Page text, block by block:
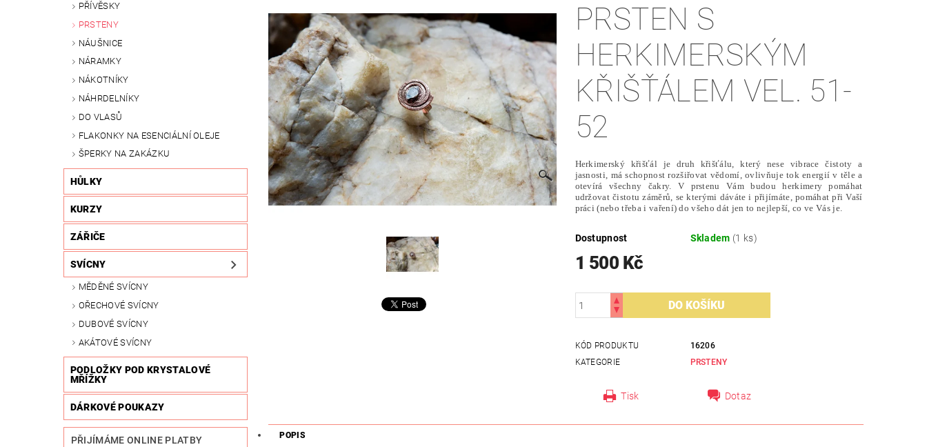
PŘÍVĚSKY
PRSTENY
NÁUŠNICE
NÁRAMKY
NÁKOTNÍKY
NÁHRDELNÍKY
DO VLASŮ
FLAKONKY NA ESENCIÁLNÍ OLEJE
ŠPERKY NA ZAKÁZKU
HŮLKY
KURZY
ZÁŘIČE
SVÍCNY
MĚDĚNÉ SVÍCNY
OŘECHOVÉ SVÍCNY
DUBOVÉ SVÍCNY
AKÁTOVÉ SVÍCNY
PODLOŽKY POD KRYSTALOVÉ
MŘÍŽKY
DÁRKOVÉ POUKAZY
PŘIJÍMÁME ONLINE PLATBY
PRSTEN S
HERKIMERSKÝM
KŘIŠŤÁLEM VEL. 51-
52
Herkimerský křišťál je druh křišťálu, který nese vibrace čistoty a
jasnosti, má schopnost rozšiřovat vědomí, ovlivňuje tok energií v těle a
otevírá všechny čakry. V prstenu Vám budou herkimery pomáhat
udržovat čistotu záměrů, se kterými dáváte i přijímáte, pomáhat při Vaší
práci (nebo třeba i vaření) do všeho dát jen to nejlepší, co ve Vás je.
Dostupnost Skladem (1 ks)
1 500 Kč
KÓD PRODUKTU
16206
KATEGORIE
PRSTENY
Tisk Dotaz
POPIS